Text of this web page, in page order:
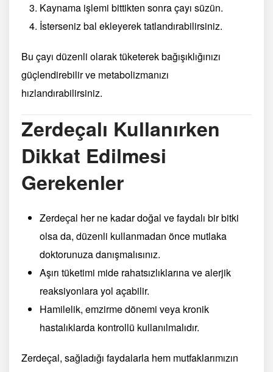
Kaynama işlemi bittikten sonra çayı süzün.
İsterseniz bal ekleyerek tatlandırabilirsiniz.
Bu çayı düzenli olarak tüketerek bağışıklığınızı
güçlendirebilir ve metabolizmanızı
hızlandırabilirsiniz.
Zerdeçalı Kullanırken
Dikkat Edilmesi
Gerekenler
Zerdeçal her ne kadar doğal ve faydalı bir bitki
olsa da, düzenli kullanmadan önce mutlaka
doktorunuza danışmalısınız.
Aşırı tüketimi mide rahatsızlıklarına ve alerjik
reaksiyonlara yol açabilir.
Hamilelik, emzirme dönemi veya kronik
hastalıklarda kontrollü kullanılmalıdır.
Zerdeçal, sağladığı faydalarla hem mutfaklarımızın